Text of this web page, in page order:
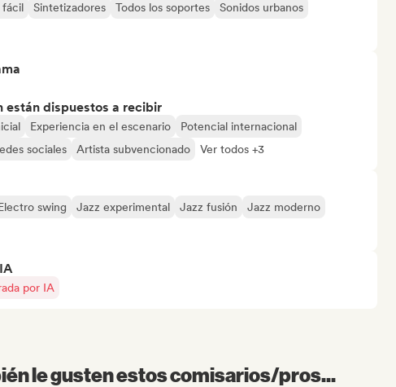
fácil Sintetizadores Todos los soportes
Sonidos urbanos
dispuestos a recibir
Experiencia en el escenario
Potencial internacional
sociales
Artista subvencionado Ver todos +3
swing Jazz experimental Jazz fusión
Jazz moderno
por IA
le gusten estos comisarios/pros...